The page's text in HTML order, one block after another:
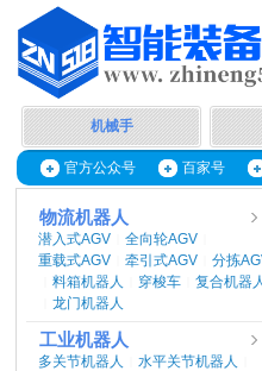
机械手
官方公众号 百家号
物流机器人
潜入式AGV 全向轮AGV
重载式AGV 牵引式AGV 分拣
料箱机器人 穿梭车 复合机器
龙门机器人
工业机器人
多关节机器人 水平关节机器人